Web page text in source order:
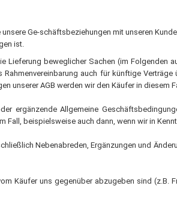
Keramik-
Gasversorgung
Zubehör
Ge-schäftsbeziehungen mit unseren
ist.
beweglicher Sachen (im Folgenden
auch für künftige
unserer AGB werden wir den Käufer in diesem
ergänzende Allgemeine
beispielsweise auch dann, wenn wir in
Nebenabreden, Ergänzungen und
Käufer uns gegenüber abzugeben sind